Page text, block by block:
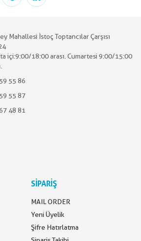
Mahallesi İstoç Toptancılar Çarşısı
içi:9:00/18:00 arası. Cumartesi 9:00/15:00
55 86
55 87
48 81
SİPARİŞ
MAIL ORDER
Yeni Üyelik
Şifre Hatırlatma